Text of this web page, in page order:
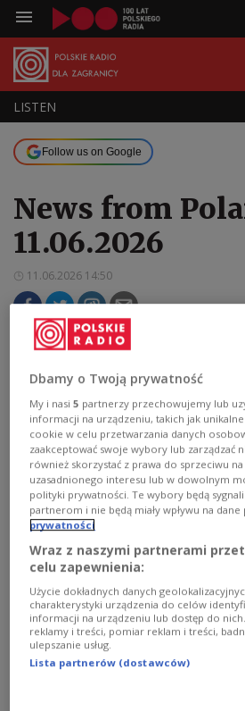
LISTEN
Follow us on Google
News from
11.06.2026
11.06.2026 14:50
Thursday edition of the News
 28'19
NewsfromPoland 11_06_2026.mp3
Dbamy o Twoją prywatność
My i nasi5 partnerzy przechowujemy lub
informacji na urządzeniu, takich jak
cookie w celu przetwarzania danych
zaakceptować swoje wybory lub zarządzać
również skorzystać z prawa do sprzeciwu
uzasadnionego interesu lub w dowolnym
polityki prywatności. Te wybory będą
partnerom i nie będą miały wpływu na dane
prywatności
Wraz z naszymi partnerami
celu zapewnienia:
Użycie dokładnych danych
charakterystyki urządzenia do celów
informacji na urządzeniu lub dostęp do
reklamy i treści, pomiar reklam i treści,
ulepszanie usług.
Lista partnerów (dostawców)